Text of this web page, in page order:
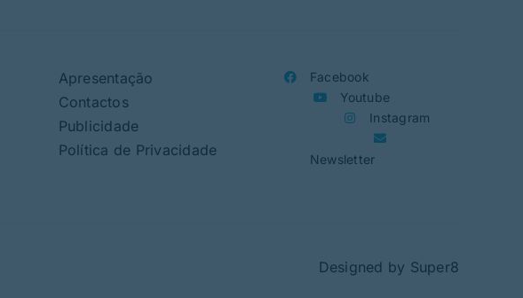
Apresentação
Contactos
Publicidade
Política de Privacidade
Facebook
Youtube
Instagram
Newsletter
Designed by Super8